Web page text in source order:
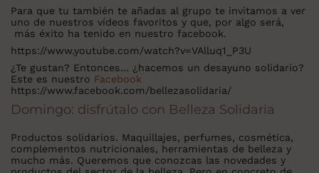
Para que tu también te añadas al grupo te invitamos a ver
uno de nuestros vídeos favoritos y que, por algo será,
más éxito ha tenido en nuestro facebook.
https://www.youtube.com/watch?v=VAlluq1_P3U
¿Te gustan? Entonces... ¿hacemos un desayuno solidario?
Este es nuestro Facebook
https://www.facebook.com/bellezasolidaria/
Domingo: disfrútalo con Belleza Solidaria
Productos solidarios. Maquillajes, perfumes, cosmética,
complementos nutricionales, herramientas de belleza y
mucho más. Queremos que conozcas las novedades y